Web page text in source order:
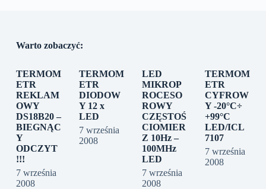
Warto zobaczyć:
TERMOM
ETR
REKLAM
OWY
DS18B20 –
BIEGNĄC
Y
ODCZYT
!!!
7 września
2008
TERMOM
ETR
DIODOW
Y 12 x
LED
7 września
2008
LED
MIKROP
ROCESO
ROWY
CZĘSTOŚ
CIOMIER
Z 10Hz –
100MHz
LED
7 września
2008
TERMOM
ETR
CYFROW
Y -20°C÷
+99°C
LED/ICL
7107
7 września
2008